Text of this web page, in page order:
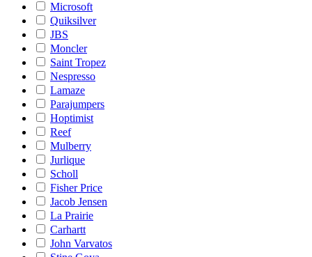
Microsoft
Quiksilver
JBS
Moncler
Saint Tropez
Nespresso
Lamaze
Parajumpers
Hoptimist
Reef
Mulberry
Jurlique
Scholl
Fisher Price
Jacob Jensen
La Prairie
Carhartt
John Varvatos